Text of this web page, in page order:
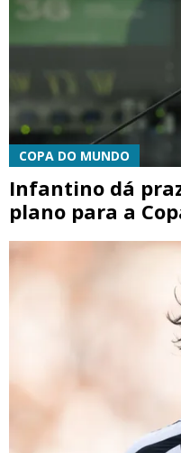
COPA DO MUNDO
Infantino dá
plano para a